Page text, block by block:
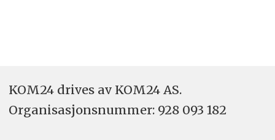
KOM24 drives av KOM24 AS.
Organisasjons­nummer: 928 093 182